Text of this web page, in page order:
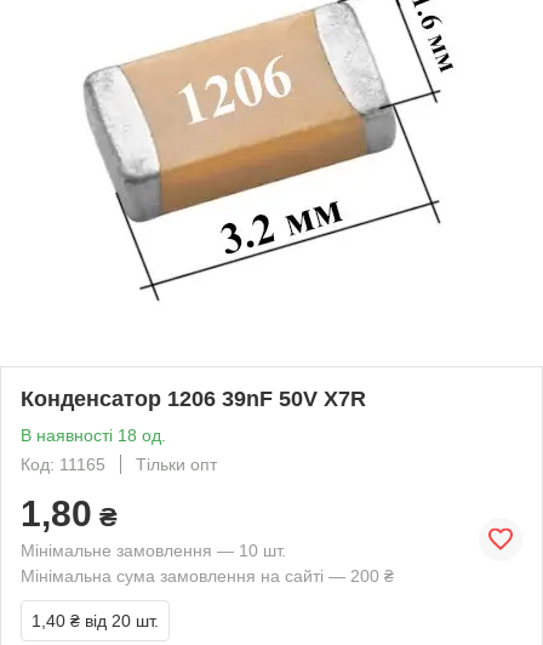
Конденсатор 1206 39nF 50V X7R
В наявності 18 од.
Код: 11165
Тільки опт
1,80 ₴
Мінімальне замовлення — 10 шт.
Мінімальна сума замовлення на сайті — 200 ₴
1,40 ₴ від 20 шт.